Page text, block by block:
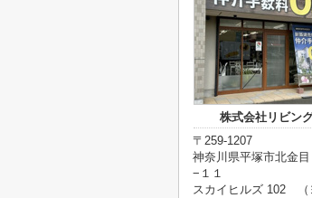
株式会社リビン
〒259-1207
神奈川県平塚市北金目
−１１
スカイヒルズ 102 （